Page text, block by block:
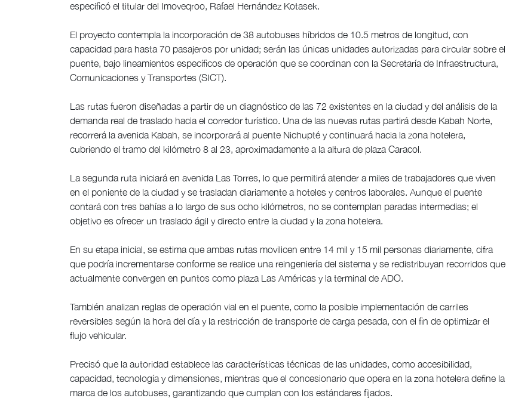
especificó el titular del Imoveqroo, Rafael Hernández Kotasek.
El proyecto contempla la incorporación de 38 autobuses híbridos de 10.5 metros de longitud, con
capacidad para hasta 70 pasajeros por unidad; serán las únicas unidades autorizadas para circular sobre el
puente, bajo lineamientos específicos de operación que se coordinan con la Secretaría de Infraestructura,
Comunicaciones y Transportes (SICT).
Las rutas fueron diseñadas a partir de un diagnóstico de las 72 existentes en la ciudad y del análisis de la
demanda real de traslado hacia el corredor turístico. Una de las nuevas rutas partirá desde Kabah Norte,
recorrerá la avenida Kabah, se incorporará al puente Nichupté y continuará hacia la zona hotelera,
cubriendo el tramo del kilómetro 8 al 23, aproximadamente a la altura de plaza Caracol.
La segunda ruta iniciará en avenida Las Torres, lo que permitirá atender a miles de trabajadores que viven
en el poniente de la ciudad y se trasladan diariamente a hoteles y centros laborales. Aunque el puente
contará con tres bahías a lo largo de sus ocho kilómetros, no se contemplan paradas intermedias; el
objetivo es ofrecer un traslado ágil y directo entre la ciudad y la zona hotelera.
En su etapa inicial, se estima que ambas rutas movilicen entre 14 mil y 15 mil personas diariamente, cifra
que podría incrementarse conforme se realice una reingeniería del sistema y se redistribuyan recorridos que
actualmente convergen en puntos como plaza Las Américas y la terminal de ADO.
También analizan reglas de operación vial en el puente, como la posible implementación de carriles
reversibles según la hora del día y la restricción de transporte de carga pesada, con el fin de optimizar el
flujo vehicular.
Precisó que la autoridad establece las características técnicas de las unidades, como accesibilidad,
capacidad, tecnología y dimensiones, mientras que el concesionario que opera en la zona hotelera define la
marca de los autobuses, garantizando que cumplan con los estándares fijados.